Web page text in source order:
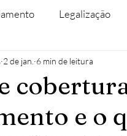
Legalização
de parcela
Casas modulares
e o
2 de jan. 6 min de leitura